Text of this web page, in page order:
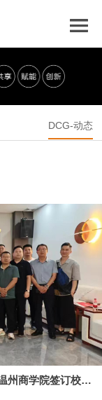
DCG-动态
红猫标识设计院（温州院）正式成立，并与温州商学院签订校企合作协议！